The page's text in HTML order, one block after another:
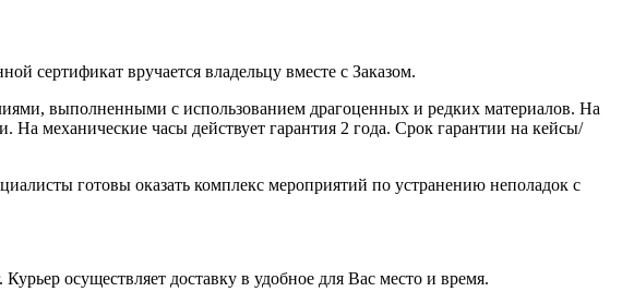
сертификат вручается владельцу вместе с Заказом.
выполненными с использованием драгоценных и редких материалов. На
механические часы действует гарантия 2 года. Срок гарантии на кейсы/
готовы оказать комплекс мероприятий по устранению неполадок с
осуществляет доставку в удобное для Вас место и время.